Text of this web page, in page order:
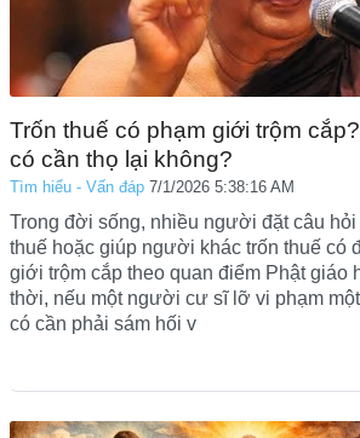
Trốn thuế có phạm giới trộm
có cần thọ lại không?
Tìm hiểu - Vấn đáp 7/1/2026 5:38:16 AM
Trong đời sống, nhiều người đặt câu hỏi
thuế hoặc giúp người khác trốn thuế có
giới trộm cắp theo quan điểm Phật giáo
thời, nếu một người cư sĩ lỡ vi phạm
có cần phải sám hối v